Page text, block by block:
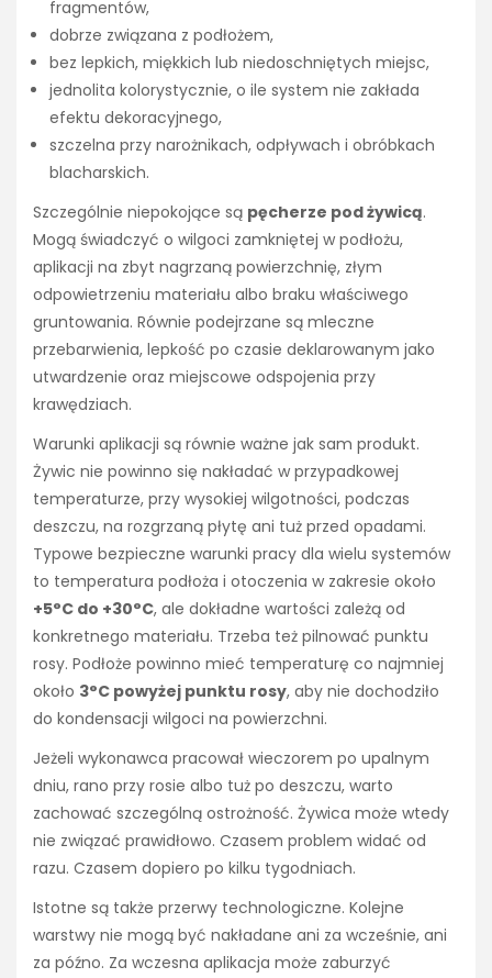
fragmentów,
dobrze związana z podłożem,
bez lepkich, miękkich lub niedoschniętych miejsc,
jednolita kolorystycznie, o ile system nie zakłada
efektu dekoracyjnego,
szczelna przy narożnikach, odpływach i obróbkach
blacharskich.
Szczególnie niepokojące są pęcherze pod żywicą.
Mogą świadczyć o wilgoci zamkniętej w podłożu,
aplikacji na zbyt nagrzaną powierzchnię, złym
odpowietrzeniu materiału albo braku właściwego
gruntowania. Równie podejrzane są mleczne
przebarwienia, lepkość po czasie deklarowanym jako
utwardzenie oraz miejscowe odspojenia przy
krawędziach.
Warunki aplikacji są równie ważne jak sam produkt.
Żywic nie powinno się nakładać w przypadkowej
temperaturze, przy wysokiej wilgotności, podczas
deszczu, na rozgrzaną płytę ani tuż przed opadami.
Typowe bezpieczne warunki pracy dla wielu systemów
to temperatura podłoża i otoczenia w zakresie około
+5°C do +30°C, ale dokładne wartości zależą od
konkretnego materiału. Trzeba też pilnować punktu
rosy. Podłoże powinno mieć temperaturę co najmniej
około 3°C powyżej punktu rosy, aby nie dochodziło
do kondensacji wilgoci na powierzchni.
Jeżeli wykonawca pracował wieczorem po upalnym
dniu, rano przy rosie albo tuż po deszczu, warto
zachować szczególną ostrożność. Żywica może wtedy
nie związać prawidłowo. Czasem problem widać od
razu. Czasem dopiero po kilku tygodniach.
Istotne są także przerwy technologiczne. Kolejne
warstwy nie mogą być nakładane ani za wcześnie, ani
za późno. Za wczesna aplikacja może zaburzyć